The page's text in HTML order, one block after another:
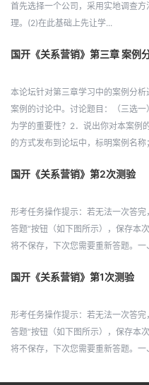
首先选择一个公司，采用实地调查
理。(2)在此基础上先让学...
国开《关系营销》第三章 案例
本论坛针对第三章学习中的案例分
案例的讨论中。讨论题目：（三选
为学的重要性？2．说出你对本案
的方式发布到论坛中，标明案例名
国开《关系营销》第2次测验
形考任务操作提示：若无法一次答完
答题”按钮（如下图所示），保存本
将不保存，下次您需要重新答题。一
国开《关系营销》第1次测验
形考任务操作提示：若无法一次答完
答题”按钮（如下图所示），保存本
将不保存，下次您需要重新答题。一